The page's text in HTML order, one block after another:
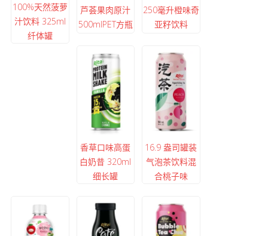
100%天然菠萝
汁饮料 325ml
纤体罐
芦荟果肉原汁
500mlPET方瓶
250毫升橙味奇
亚籽饮料
香草口味高蛋
白奶昔 320ml
细长罐
16.9 盎司罐装
气泡茶饮料混
合桃子味